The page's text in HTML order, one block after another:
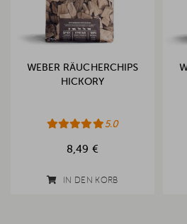
WEBER RÄUCHERCHIPS
HICKORY
5.0
8,49 €
IN DEN KORB